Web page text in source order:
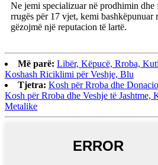
Ne jemi specializuar në prodhimin
rrugës për 17 vjet, kemi bashkëpunuar
gëzojmë një reputacion të lartë.
Më parë: Libër, Këpucë, Rroba,
Koshash Riciklimi për Veshje, Blu
Tjetra: Kosh për Rroba dhe
Kosh për Rroba dhe Veshje të Jashtme,
Metalike